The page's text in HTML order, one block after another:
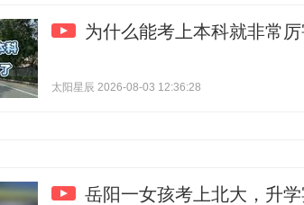
为什么能考上本科就非常厉
太阳星辰 2026-08-03 12:36:28
岳阳一女孩考上北大，升